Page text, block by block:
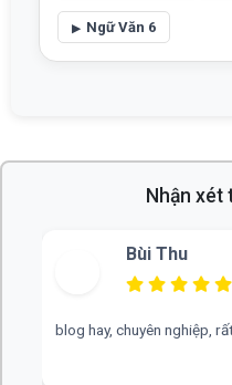
Ngữ Văn 6
Nhận xét
Bùi Thu
blog hay, chuyên nghiệp,